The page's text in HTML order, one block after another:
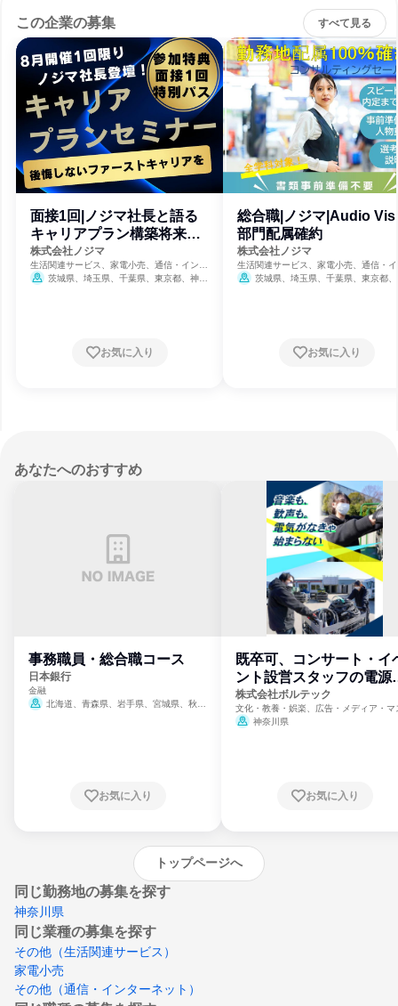
この企業の募集 すべて見る
面接1回|ノジマ社長と語る
キャリアプラン構築将来設
計セミナー
株式会社ノジマ
生活関連サービス、家電小売、通信・インタ
ーネット茨城県、埼玉県、千葉県、東京都、神奈
お気に入り
総合職|ノジマ|Audio
部門配属確約
株式会社ノジマ
生活関連サービス、家電小売、通信・
ーネット茨城県、埼玉県、千葉県、東京都
お気に入り
あなたへのおすすめ
事務職員・総合職コース
日本銀行
金融
北海道、青森県、岩手県、宮城県、秋田
崎県、熊本県、大分県、宮崎県、鹿児島県、
お気に入り
既卒可、コンサート・イ
ント設営スタッフの電源
門
株式会社ボルテック
文化・教養・娯楽、広告・メディア・マ
ミ、電力・ガス・水道・エネルギー
神奈川県
お気に入り
トップページへ
同じ勤務地の募集を探す
神奈川県
同じ業種の募集を探す
その他（生活関連サービス）
家電小売
その他（通信・インターネット）